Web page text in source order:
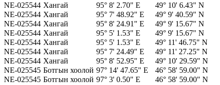
NE-025544 Хангай 95° 8' 2.70" E
49° 10' 6.43" N
NE-025544 Хангай 95° 7' 48.92" E
49° 9' 40.59" N
NE-025544 Хангай 95° 8' 24.91" E
49° 9' 15.67" N
NE-025544 Хангай 95° 5' 1.53" E
49° 9' 15.67" N
NE-025544 Хангай 95° 5' 1.53" E
49° 11' 46.75" N
NE-025544 Хангай 95° 7' 24.49" E
49° 11' 27.25" N
NE-025544 Хангай 95° 8' 52.95" E
49° 10' 29.59" N
NE-025545 Ботгын хоолой 97° 14' 47.65" E
46° 58' 59.00" N
NE-025545 Ботгын хоолой 97° 3' 0.50" E
46° 58' 59.00" N